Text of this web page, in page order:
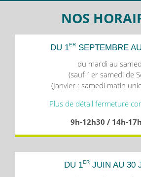
NOS
DU 1ER SEPTEMBRE
du mardi au
(sauf 1er samedi de
(Janvier : samedi matin
Plus de détail fermeture
9h-12h30 / 14h-
DU 1ER JUIN AU 30